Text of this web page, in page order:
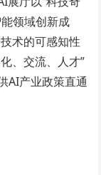
领域创新成
术的可感知性
、交流、人才”
AI产业政策直通